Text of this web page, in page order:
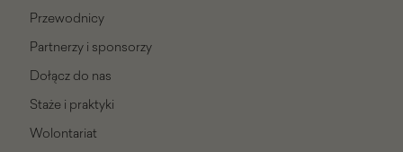
Przewodnicy
Partnerzy i sponsorzy
Dołącz do nas
Staże i praktyki
Wolontariat